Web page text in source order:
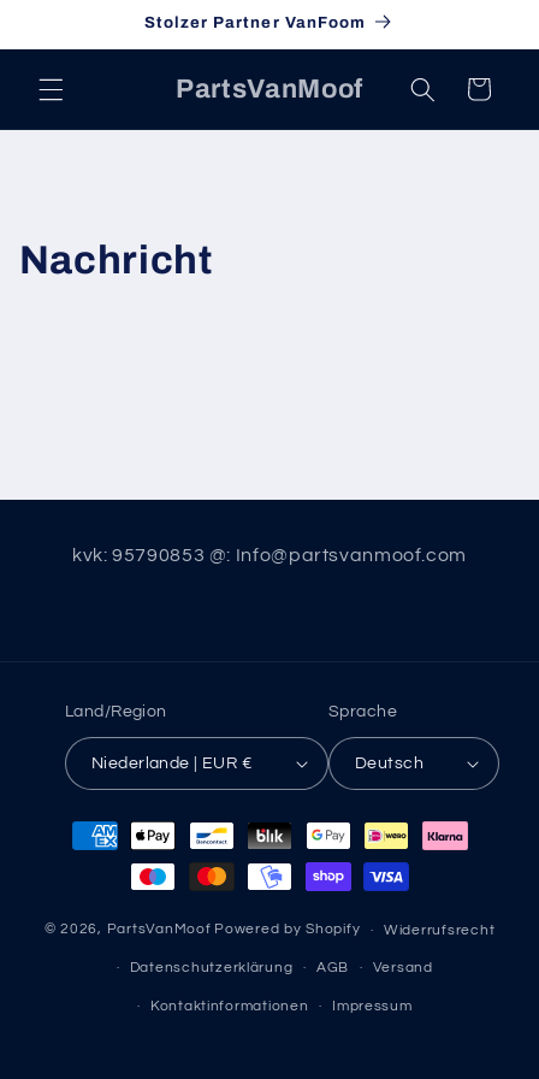
Inhalt
Stolzer Partner VanFoom
PartsVanMoof Warenkorb
Nachricht
kvk: 95790853 @: Info@partsvanmoof.com
Land/Region
Niederlande | EUR €
Sprache
Deutsch
Zahlungsmethoden
© 2026, PartsVanMoof Powered by Shopify Widerrufsrecht
Datenschutzerklärung AGB Versand
Kontaktinformationen Impressum